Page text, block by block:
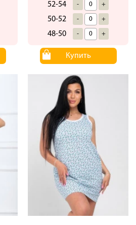
52-54 - +
50-52 - +
48-50 - +
Купить